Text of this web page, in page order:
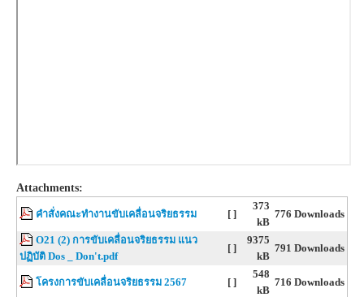
Attachments:
คำสั่งคณะทำงานขับเคลื่อนจริยธรรม [ ]
373
kB
776 Downloads
O21 (2) การขับเคลื่อนจริยธรรม แนว
ปฏิบัติ Dos _ Don't.pdf
[ ]
9375
kB
791 Downloads
โครงการขับเคลื่อนจริยธรรม 2567 [ ]
548
kB
716 Downloads